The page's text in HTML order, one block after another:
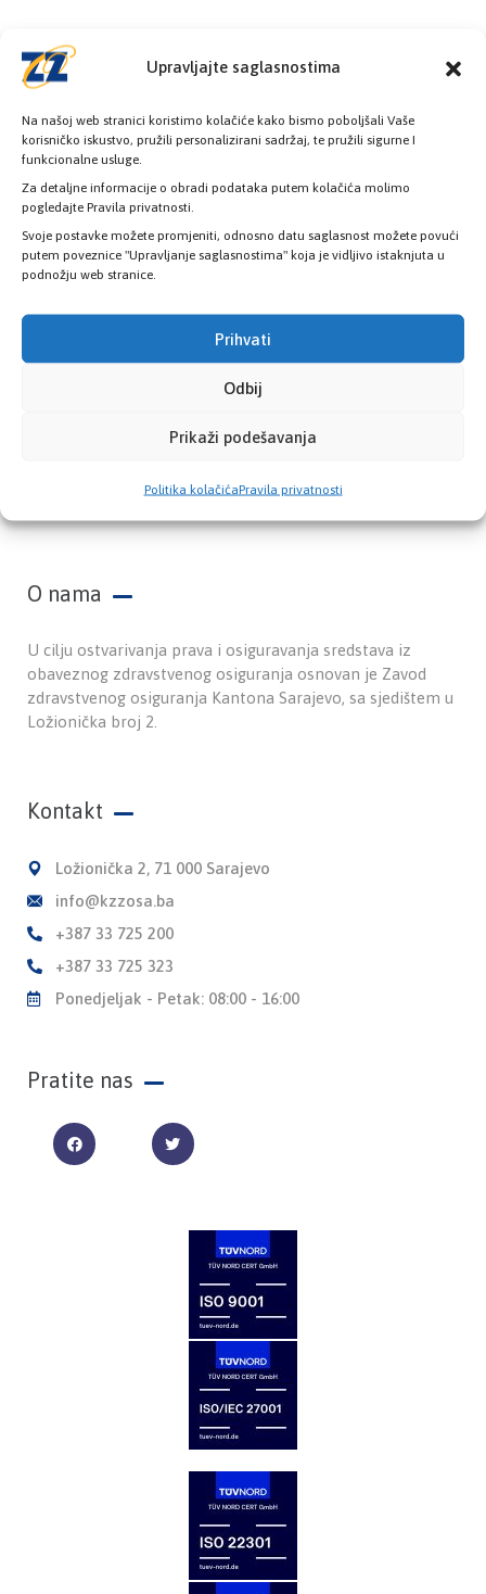
Upravljajte saglasnostima
Na našoj web stranici koristimo kolačiće kako bismo poboljšali Vaše
korisničko iskustvo, pružili personalizirani sadržaj, te pružili sigurne I
funkcionalne usluge.
Za detaljne informacije o obradi podataka putem kolačića molimo
pogledajte Pravila privatnosti.
Svoje postavke možete promjeniti, odnosno datu saglasnost možete povući
putem poveznice "Upravljanje saglasnostima" koja je vidljivo istaknjuta u
podnožju web stranice.
Prihvati
Odbij
Prikaži podešavanja
Politika kolačićaPravila privatnosti
Provjerite status vaše elektronske
zdravstvene kartice
PROVJERITE STATUS
O nama
U cilju ostvarivanja prava i osiguravanja sredstava iz
obaveznog zdravstvenog osiguranja osnovan je Zavod
zdravstvenog osiguranja Kantona Sarajevo, sa sjedištem u
Ložionička broj 2.
Kontakt
Ložionička 2, 71 000 Sarajevo
info@kzzosa.ba
+387 33 725 200
+387 33 725 323
Ponedjeljak - Petak: 08:00 - 16:00
Pratite nas